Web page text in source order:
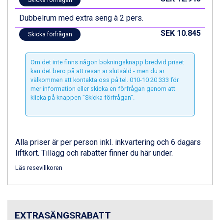
Ponte di Legno från 7.395 kr.
Sauze dOulx från 6.145 kr.
Alleghe från 8.545 kr.
Bad Gastein från 6.295 kr.
La Thuile från 7.045 kr.
Cervinia från 8.245 kr.
Sölden från 12.995 kr.
Passo Tonale från 5.895 kr.
Bad Hofgastein från 8.595 kr.
Saalbach från 9.445 kr.
Ischgl från 11.295 kr.
Wagrain från 7.095 kr.
Fieberbrunn från 9.645 kr.
St. Anton från 11.245 kr.
Canazei från 7.195 kr.
Dubbelrum med extra seng à 2 pers.
Skicka förfrågan SEK 10.845
Om det inte finns någon bokningsknapp bredvid priset
kan det bero på att resan är slutsåld - men du är
välkommen att kontakta oss på tel. 010-10 20 333 för
mer information eller skicka en förfrågan genom att
klicka på knappen ”Skicka förfrågan”.
Alla priser är per person inkl. inkvartering och 6 dagars
liftkort. Tillägg och rabatter finner du här under.
Läs resevillkoren
EXTRASÄNGSRABATT